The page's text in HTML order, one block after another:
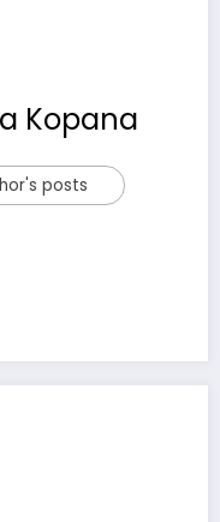
Kopana
posts